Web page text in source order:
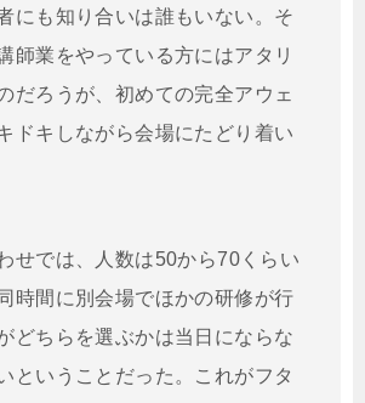
にも知り合いは誰もいない。そ
師業をやっている方にはアタリ
だろうが、初めての完全アウェ
ドキしながら会場にたどり着い
せでは、人数は50から70くらい
時間に別会場でほかの研修が行
どちらを選ぶかは当日にならな
ということだった。これがフタ